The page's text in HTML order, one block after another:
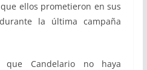
ellos prometieron en sus
la última campaña
que Candelario no haya